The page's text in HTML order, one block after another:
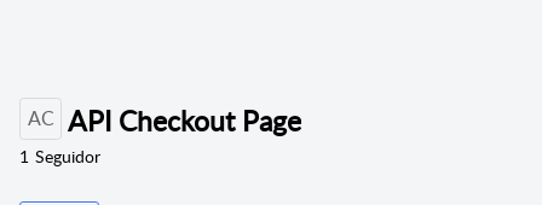
AC API Checkout Page
1 Seguidor